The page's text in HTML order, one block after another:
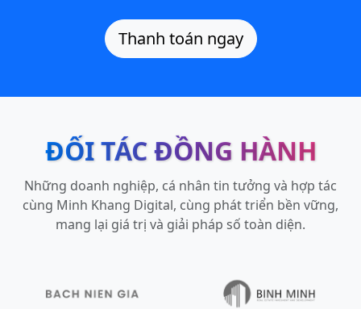
Thanh toán ngay
ĐỐI TÁC ĐỒNG HÀNH
Những doanh nghiệp, cá nhân tin tưởng và hợp tác
cùng Minh Khang Digital, cùng phát triển bền vững,
mang lại giá trị và giải pháp số toàn diện.